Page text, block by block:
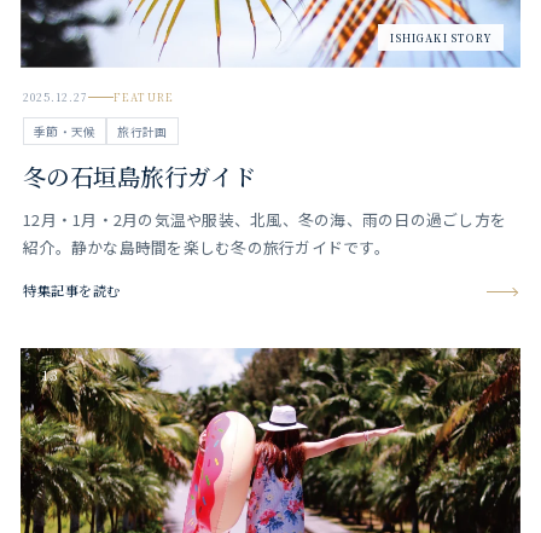
ISHIGAKI STORY
2025.12.27 FEATURE
季節・天候 旅行計画
冬の石垣島旅行ガイド
12月・1月・2月の気温や服装、北風、冬の海、雨の日の過ごし方を
紹介。静かな島時間を楽しむ冬の旅行ガイドです。
特集記事を読む
13